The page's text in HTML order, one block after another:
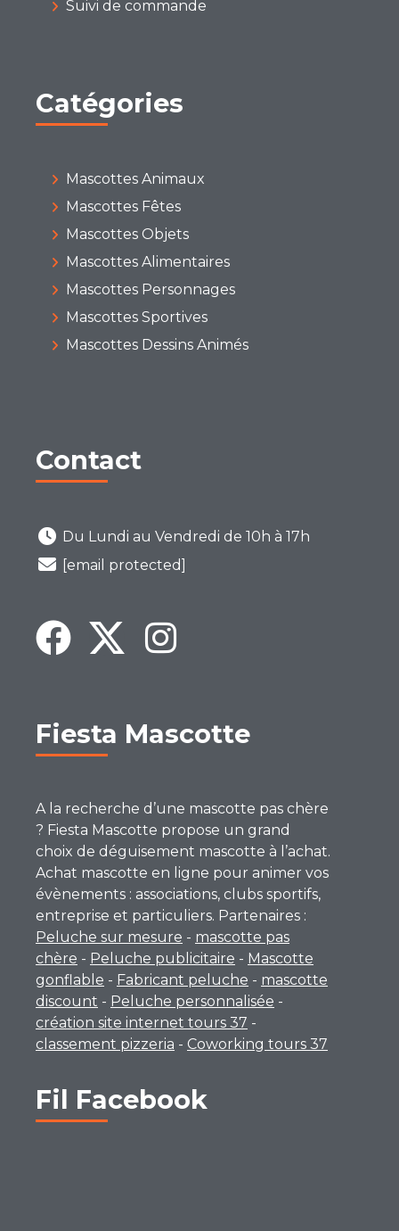
Suivi de commande
Catégories
Mascottes Animaux
Mascottes Fêtes
Mascottes Objets
Mascottes Alimentaires
Mascottes Personnages
Mascottes Sportives
Mascottes Dessins Animés
Contact
Du Lundi au Vendredi de 10h à 17h
[email protected]
Fiesta Mascotte
A la recherche d’une mascotte pas chère
? Fiesta Mascotte propose un grand
choix de déguisement mascotte à l’achat.
Achat mascotte en ligne pour animer vos
évènements : associations, clubs sportifs,
entreprise et particuliers. Partenaires :
Peluche sur mesure - mascotte pas
chère - Peluche publicitaire - Mascotte
gonflable - Fabricant peluche - mascotte
discount - Peluche personnalisée -
création site internet tours 37 -
classement pizzeria - Coworking tours 37
Fil Facebook